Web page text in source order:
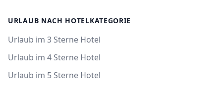
URLAUB NACH HOTELKATEGORIE
Urlaub im 3 Sterne Hotel
Urlaub im 4 Sterne Hotel
Urlaub im 5 Sterne Hotel